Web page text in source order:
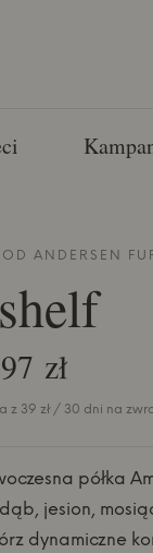
OD ANDERSEN
zł
z 39 zł / 30 dni na
półka
jesion,
dynamiczne